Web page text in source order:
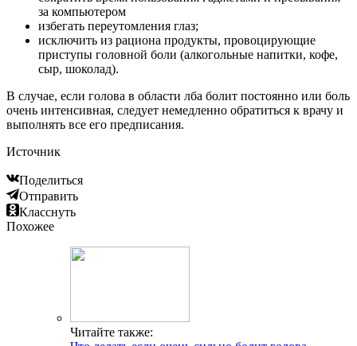
за компьютером
избегать переутомления глаз;
исключить из рациона продукты, провоцирующие
приступы головной боли (алкогольные напитки, кофе,
сыр, шоколад).
В случае, если голова в области лба болит постоянно или боль
очень интенсивная, следует немедленно обратиться к врачу и
выполнять все его предписания.
Источник
Поделиться
Отправить
Класснуть
Похожее
Читайте также: